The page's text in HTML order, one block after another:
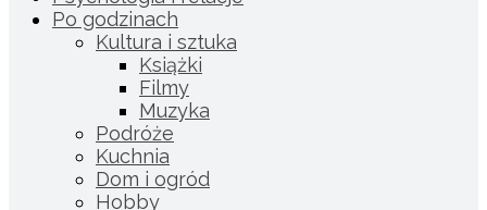
Po godzinach
Kultura i sztuka
Książki
Filmy
Muzyka
Podróże
Kuchnia
Dom i ogród
Hobby